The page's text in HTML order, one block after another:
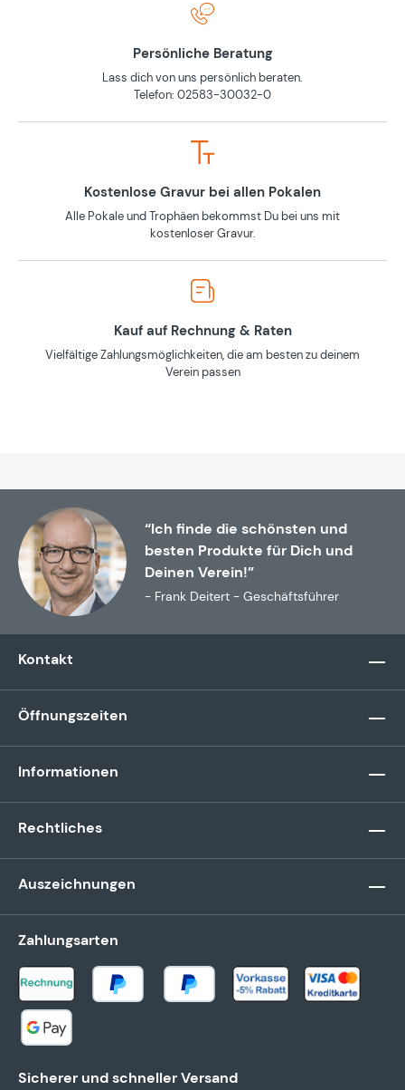
Persönliche Beratung
Lass dich von uns persönlich beraten.
Telefon: 02583-30032-0
Kostenlose Gravur bei allen Pokalen
Alle Pokale und Trophäen bekommst Du bei uns mit
kostenloser Gravur.
Kauf auf Rechnung & Raten
Vielfältige Zahlungsmöglichkeiten, die am besten zu deinem
Verein passen
“Ich finde die schönsten und
besten Produkte für Dich und
Deinen Verein!”
- Frank Deitert - Geschäftsführer
Kontakt
Öffnungszeiten
Informationen
Rechtliches
Auszeichnungen
Zahlungsarten
Sicherer und schneller Versand